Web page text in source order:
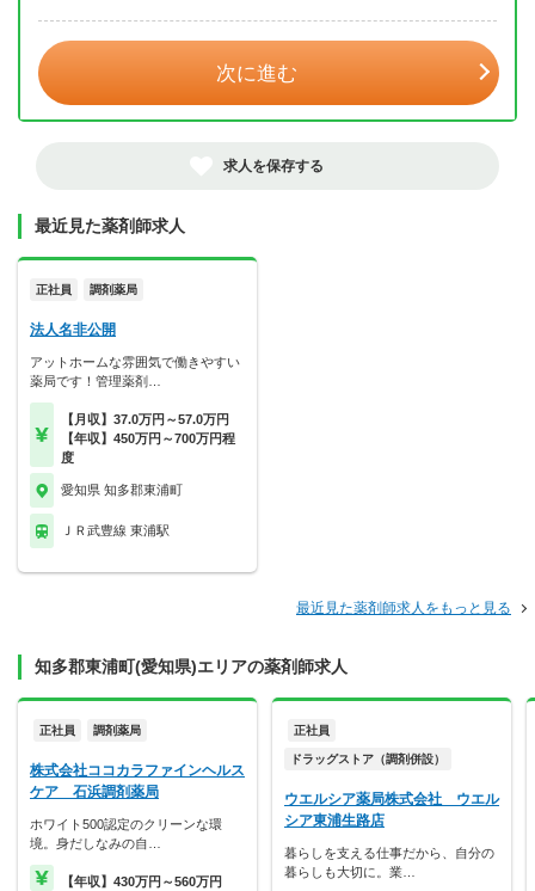
次に進む
求人を保存する
最近見た薬剤師求人
正社員 調剤薬局
法人名非公開
アットホームな雰囲気で働きやすい
薬局です！管理薬剤…
【月収】37.0万円～57.0万円
【年収】450万円～700万円程
度
愛知県 知多郡東浦町
ＪＲ武豊線 東浦駅
最近見た薬剤師求人をもっと見る
知多郡東浦町(愛知県)エリアの薬剤師求人
正社員 調剤薬局
株式会社ココカラファインヘルス
ケア 石浜調剤薬局
ホワイト500認定のクリーンな環
境。身だしなみの自…
【年収】430万円～560万円
正社員
ドラッグストア（調剤併設）
ウエルシア薬局株式会社 ウエル
シア東浦生路店
暮らしを支える仕事だから、自分の
暮らしも大切に。業…